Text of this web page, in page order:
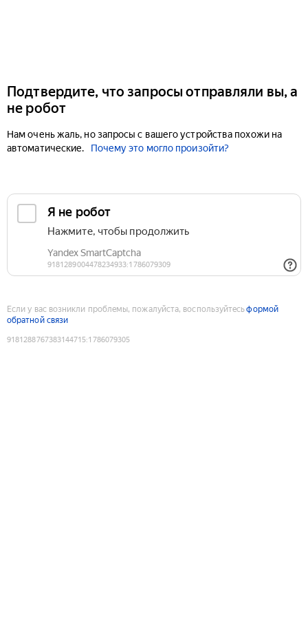
Подтвердите, что запросы отправляли вы, а
не робот
Нам очень жаль, но запросы с вашего устройства похожи на
автоматические.
Почему это могло произойти?
Если у вас возникли проблемы, пожалуйста, воспользуйтесьформой
обратной связи
9181288767383144715:1786079305